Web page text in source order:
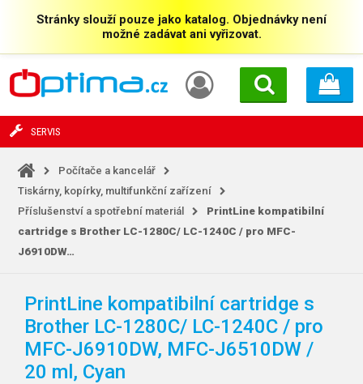
Stránky slouží pouze jako katalog. Objednávky není
možné zadávat ani vyřizovat.
SERVIS
Počítače a kancelář
Tiskárny, kopírky, multifunkční zařízení
Příslušenství a spotřební materiál
PrintLine kompatibilní
cartridge s Brother LC-1280C/ LC-1240C / pro MFC-
J6910DW…
PrintLine kompatibilní cartridge s
Brother LC-1280C/ LC-1240C / pro
MFC-J6910DW, MFC-J6510DW /
20 ml, Cyan